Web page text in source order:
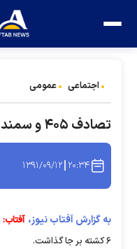
اجتماعی عمومی
تصادف ۴۰۵ و سمند ۶ کشته بر جا گذاشت
۲۰:۳۴ ۱۳۹۱/۰۹/۱۲
به گزارش آفتاب نیوز، آفتاب:
۶ کشته بر جا گذاشت.